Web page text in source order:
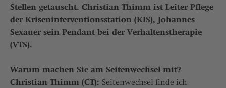
Stellen getauscht. Christian Thimm ist Leiter Pflege
der Kriseninterventionsstation (KIS), Johannes
Sexauer sein Pendant bei der Verhaltenstherapie
(VTS).
Warum machen Sie am Seitenwechsel mit?
Christian Thimm (CT): Seitenwechsel finde ich